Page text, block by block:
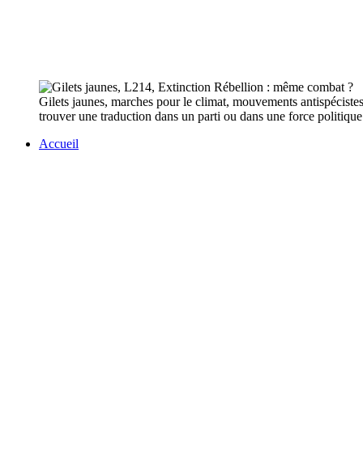
Gilets jaunes, marches pour le climat, mouvements
trouver une traduction dans un parti ou dans une force
Accueil